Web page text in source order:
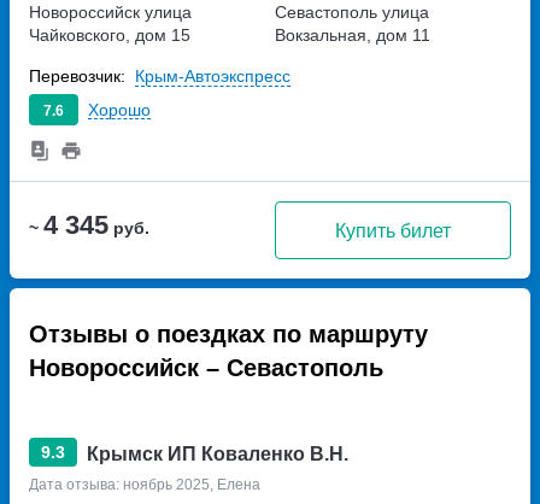
~ 4 345 руб. Купить билет
Новороссийск улица
Чайковского, дом 15
Севастополь улица
Вокзальная, дом 11
7.6 Хорошо
Перевозчик: Крым-Автоэкспресс
Отзывы о поездках по маршруту
Новороссийск – Севастополь
9.3 Крымск ИП Коваленко В.Н.
Дата отзыва: ноябрь 2025, Елена